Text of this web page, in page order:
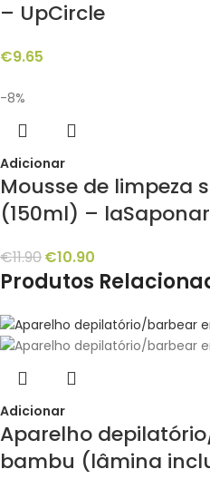
– UpCircle
€9.65
-8%
Adicionar
Mousse de limpeza
(150ml) –
€11.90€10.90
Produtos
Adicionar
Aparelho
bambu (lâmina